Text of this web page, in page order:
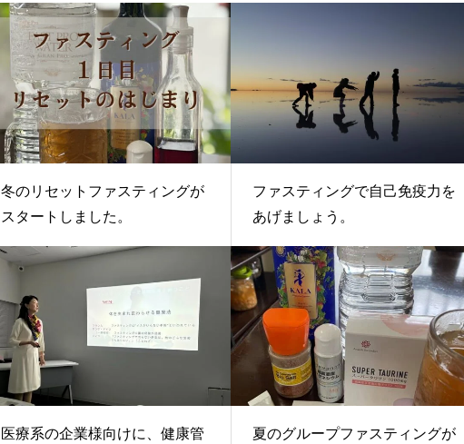
冬のリセットファスティングが
スタートしました。
ファスティングで自己免疫力を
あげましょう。
医療系の企業様向けに、健康管
夏のグループファスティングが